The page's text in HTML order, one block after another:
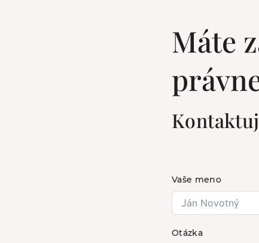
Máte
Vaše meno
Otázka